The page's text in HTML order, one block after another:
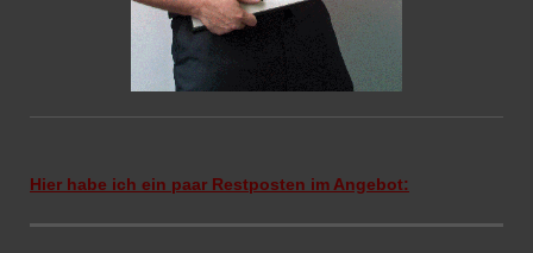
Hier habe ich ein paar Restposten im Angebot: